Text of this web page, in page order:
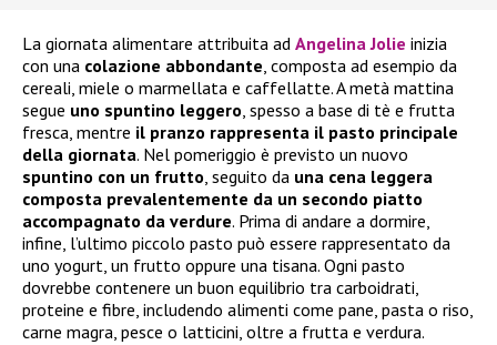
La giornata alimentare attribuita ad Angelina Jolie inizia
con una colazione abbondante, composta ad esempio da
cereali, miele o marmellata e caffellatte. A metà mattina
segue uno spuntino leggero, spesso a base di tè e frutta
fresca, mentre il pranzo rappresenta il pasto principale
della giornata. Nel pomeriggio è previsto un nuovo
spuntino con un frutto, seguito da una cena leggera
composta prevalentemente da un secondo piatto
accompagnato da verdure. Prima di andare a dormire,
infine, l’ultimo piccolo pasto può essere rappresentato da
uno yogurt, un frutto oppure una tisana. Ogni pasto
dovrebbe contenere un buon equilibrio tra carboidrati,
proteine e fibre, includendo alimenti come pane, pasta o riso,
carne magra, pesce o latticini, oltre a frutta e verdura.